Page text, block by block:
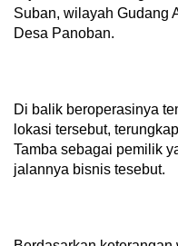
Suban, wilayah Gudang
Desa Panoban.
Di balik beroperasinya
lokasi tersebut,
Tamba sebagai pemilik
jalannya bisnis tesebut.